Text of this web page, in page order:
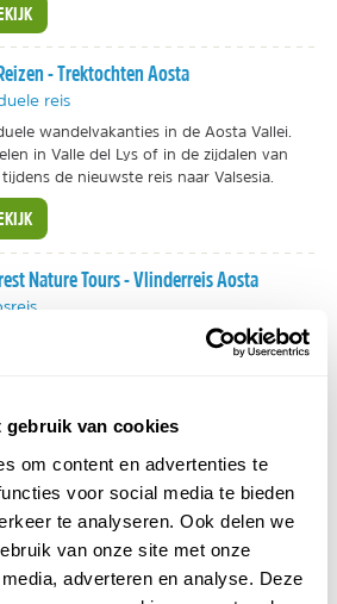
gebruik van cookies
om content en advertenties te
voor social media te bieden
te analyseren. Ook delen we
van onze site met onze
adverteren en analyse. Deze
- Trektochten Aosta
reis
wandelvakanties in de Aosta Vallei.
in Valle del Lys of in de zijdalen van
de nieuwste reis naar Valsesia.
Nature Tours - Vlinderreis Aosta
groep vlinders kijken tussen de
van Noord-Italië, onder enthousiaste
- Aosta Valley Trek
door de Aosta Vallei.
varianten mogelijk.
zijn al voor je geboekt.